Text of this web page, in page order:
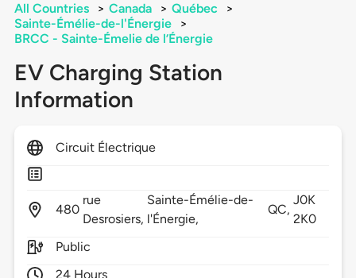
All Countries > Canada > Québec
>
Sainte-Émélie-de-l'Énergie
>
BRCC - Sainte-Émelie de l’Énergie
EV Charging Station
Information
Circuit Électrique
480
rue
Desrosiers,
Sainte-Émélie-de-
l'Énergie,
QC,
J0K
2K0
Public
24 Hours